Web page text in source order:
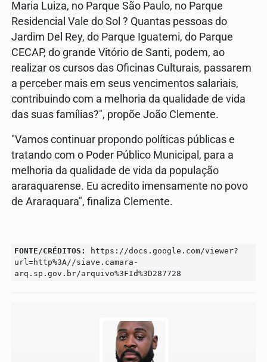
Maria Luiza, no Parque São Paulo, no Parque
Residencial Vale do Sol ? Quantas pessoas do
Jardim Del Rey, do Parque Iguatemi, do Parque
CECAP, do grande Vitório de Santi, podem, ao
realizar os cursos das Oficinas Culturais, passarem
a perceber mais em seus vencimentos salariais,
contribuindo com a melhoria da qualidade de vida
das suas famílias?", propõe João Clemente.
"Vamos continuar propondo políticas públicas e
tratando com o Poder Público Municipal, para a
melhoria da qualidade de vida da população
araraquarense. Eu acredito imensamente no povo
de Araraquara", finaliza Clemente.
FONTE/CRÉDITOS:
https://docs.google.com/viewer?
url=http%3A//siave.camara-
arq.sp.gov.br/arquivo%3FId%3D287728